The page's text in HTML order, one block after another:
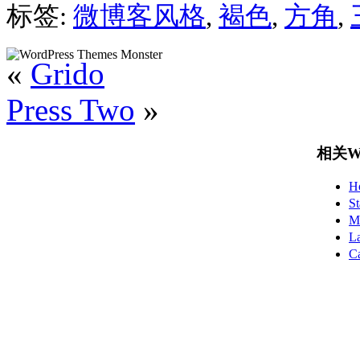
标签: 微博客风格, 褐色, 方角,
« Grido
Press Two »
相关